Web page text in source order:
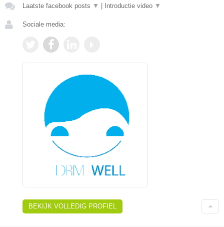
Laatste facebook posts ▼ | Introductie video ▼
Sociale media:
BEKIJK VOLLEDIG PROFIEL